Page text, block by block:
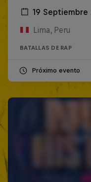
19 Septiembre
Lima, Peru
BATALLAS DE RAP
Próximo evento